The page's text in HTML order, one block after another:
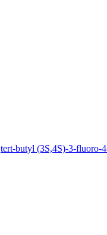
tert-butyl (3S,4S)-3-fluoro-